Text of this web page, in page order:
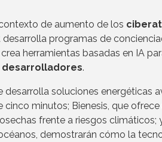
de aumento de los
programas de
herramientas basadas en IA
.
soluciones energéticas
minutos; Bienesis, que
frente a riesgos climáticos;
demostrarán cómo la